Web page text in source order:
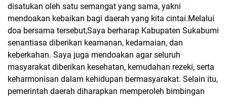
disatukan oleh satu semangat yang sama, yakni
mendoakan kebaikan bagi daerah yang kita cintai.Melalui
doa bersama tersebut,Saya berharap Kabupaten Sukabumi
senantiasa diberikan keamanan, kedamaian, dan
keberkahan. Saya juga mendoakan agar seluruh
masyarakat diberikan kesehatan, kemudahan rezeki, serta
keharmonisan dalam kehidupan bermasyarakat. Selain itu,
pemerintah daerah diharapkan memperoleh bimbingan